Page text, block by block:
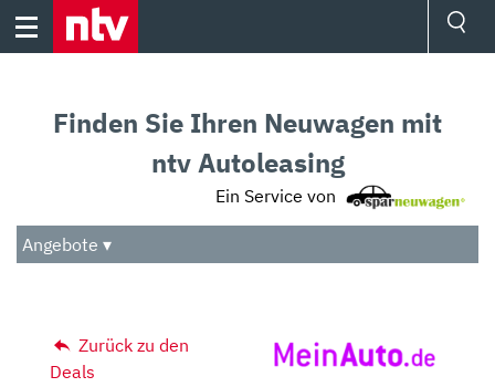
Skip
Audio
Das Beste
Finden Sie Ihren Neuwagen mit
ntv Autoleasing
Ein Service von
Angebote ▾
Zurück zu den
Deals